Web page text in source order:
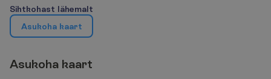
Sihtkohast lähemalt
Asukoha kaart
Asukoha kaart